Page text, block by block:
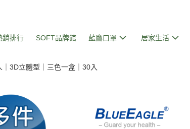
銷排行 SOFT品牌館 藍鷹口罩 居家生活
｜3D立體型｜三色一盒｜30入